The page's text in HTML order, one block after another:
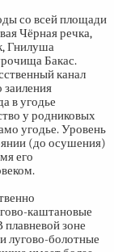
со всей площади
Чёрная речка,
Гнилуша
Бакас.
канал
заиления
в угодье
у родниковых
угодье. Уровень
(до осушения)
его
каштановые
зоне
лугово-болотные